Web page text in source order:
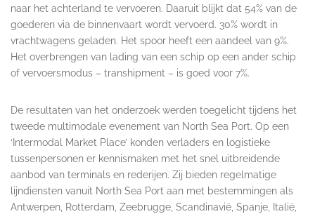
naar het achterland te vervoeren. Daaruit blijkt dat 54% van de
goederen via de binnenvaart wordt vervoerd. 30% wordt in
vrachtwagens geladen. Het spoor heeft een aandeel van 9%.
Het overbrengen van lading van een schip op een ander schip
of vervoersmodus – transhipment – is goed voor 7%.
De resultaten van het onderzoek werden toegelicht tijdens het
tweede multimodale evenement van North Sea Port. Op een
‘Intermodal Market Place’ konden verladers en logistieke
tussenpersonen er kennismaken met het snel uitbreidende
aanbod van terminals en rederijen. Zij bieden regelmatige
lijndiensten vanuit North Sea Port aan met bestemmingen als
Antwerpen, Rotterdam, Zeebrugge, Scandinavië, Spanje, Italië,